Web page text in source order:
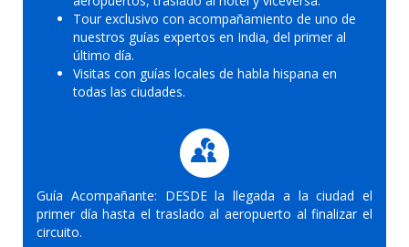
Tour exclusivo con acompañamiento de uno de
nuestros guías expertos en India, del primer al
último día.
Visitas con guías locales de habla hispana en
todas las ciudades.
Guía Acompañante: DESDE la llegada a la ciudad el
primer día hasta el traslado al aeropuerto al finalizar el
circuito.